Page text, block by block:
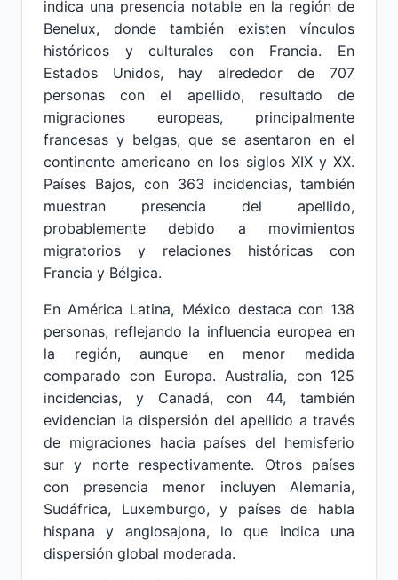
indica una presencia notable en la región de
Benelux, donde también existen vínculos
históricos y culturales con Francia. En
Estados Unidos, hay alrededor de 707
personas con el apellido, resultado de
migraciones europeas, principalmente
francesas y belgas, que se asentaron en el
continente americano en los siglos XIX y XX.
Países Bajos, con 363 incidencias, también
muestran presencia del apellido,
probablemente debido a movimientos
migratorios y relaciones históricas con
Francia y Bélgica.
En América Latina, México destaca con 138
personas, reflejando la influencia europea en
la región, aunque en menor medida
comparado con Europa. Australia, con 125
incidencias, y Canadá, con 44, también
evidencian la dispersión del apellido a través
de migraciones hacia países del hemisferio
sur y norte respectivamente. Otros países
con presencia menor incluyen Alemania,
Sudáfrica, Luxemburgo, y países de habla
hispana y anglosajona, lo que indica una
dispersión global moderada.